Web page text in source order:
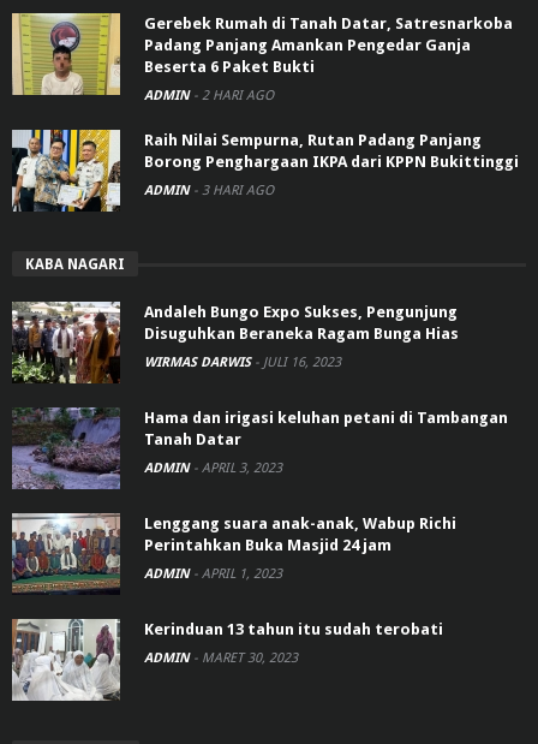
Gerebek Rumah di Tanah Datar, Satresnarkoba
Padang Panjang Amankan Pengedar Ganja
Beserta 6 Paket Bukti
ADMIN - 2 HARI AGO
Raih Nilai Sempurna, Rutan Padang Panjang
Borong Penghargaan IKPA dari KPPN Bukittinggi
ADMIN - 3 HARI AGO
KABA NAGARI
Andaleh Bungo Expo Sukses, Pengunjung
Disuguhkan Beraneka Ragam Bunga Hias
WIRMAS DARWIS - JULI 16, 2023
Hama dan irigasi keluhan petani di Tambangan
Tanah Datar
ADMIN - APRIL 3, 2023
Lenggang suara anak-anak, Wabup Richi
Perintahkan Buka Masjid 24 jam
ADMIN - APRIL 1, 2023
Kerinduan 13 tahun itu sudah terobati
ADMIN - MARET 30, 2023